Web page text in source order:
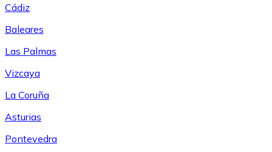
Cádiz
Baleares
Las Palmas
Vizcaya
La Coruña
Asturias
Pontevedra